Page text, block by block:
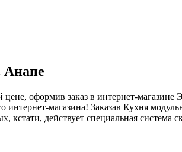
Анапе
оформив заказ в интернет-
магазина! Заказав Кухня
кстати, действует специальная